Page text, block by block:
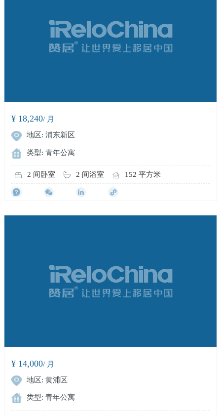
¥ 18,240/ 月
地区: 浦东新区
类型: 青年公寓
2 间卧室 2 间浴室 152 平方米
¥ 14,000/ 月
地区: 黄浦区
类型: 青年公寓